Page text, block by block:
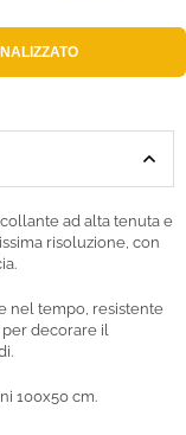
ad alta tenuta e
risoluzione, con
nel tempo, resistente
decorare il
100x50 cm.